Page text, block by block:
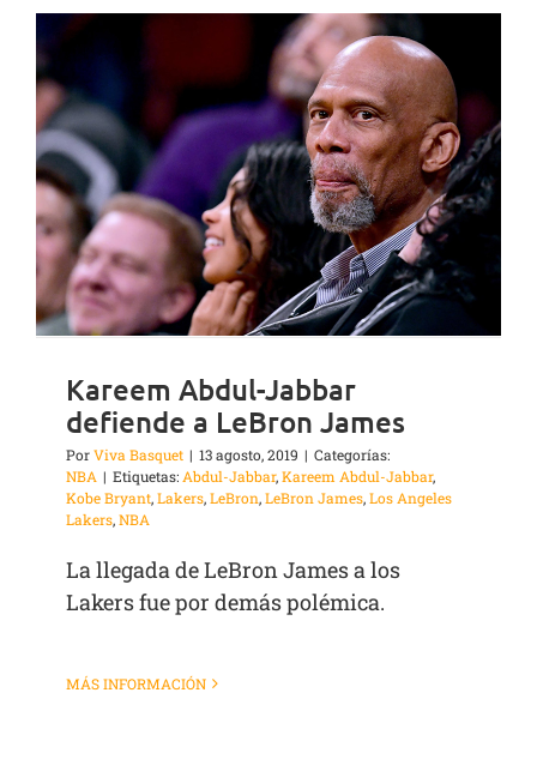
Kareem Abdul-Jabbar
defiende a LeBron James
PorViva Basquet | 13 agosto, 2019 | Categorías:
NBA | Etiquetas:Abdul-Jabbar,Kareem Abdul-Jabbar,
Kobe Bryant,Lakers,LeBron,LeBron James,Los Angeles
Lakers,NBA
La llegada de LeBron James a los
Lakers fue por demás polémica.
MÁS INFORMACIÓN